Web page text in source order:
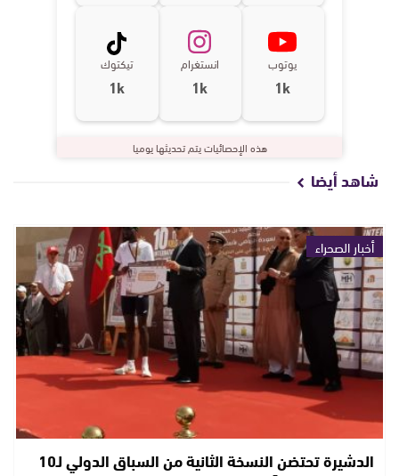
يوتوب
1k
انستغرام
1k
تيكتوك
1k
هذه الإحصائيات يتم تحديثها يوميا
شاهد أيضا
أخبار الصحراء
الدشيرة تحتضن النسخة الثانية من السباق الدولي لـ10